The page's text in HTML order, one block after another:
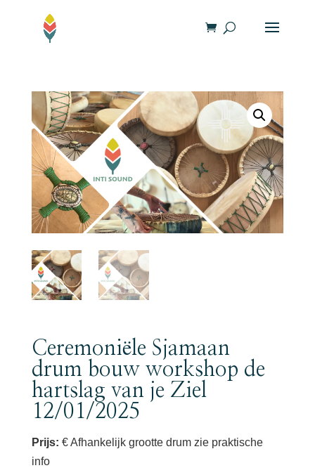
Ceremoniële Sjamaan
drum bouw workshop de
hartslag van je Ziel
12/01/2025
Prijs: € Afhankelijk grootte drum zie praktische
info